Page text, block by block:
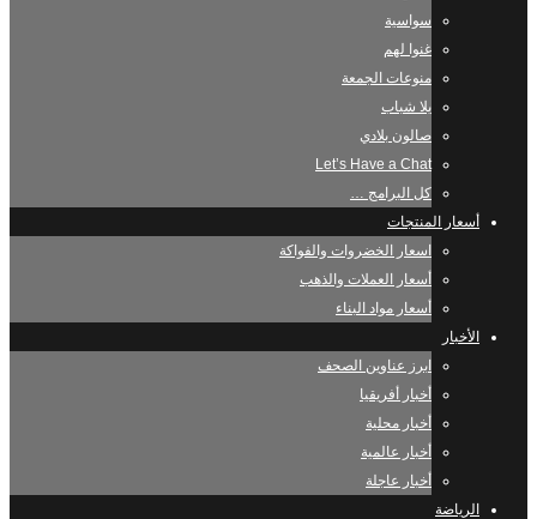
سواسية
غنوا لهم
منوعات الجمعة
يلا شباب
صالون بلادي
Let’s Have a Chat
كل البرامج …
أسعار المنتجات
اسعار الخضروات والفواكة
أسعار العملات والذهب
أسعار مواد البناء
الأخبار
ابرز عناوين الصحف
أخبار أفريقيا
أخبار محلية
أخبار عالمية
أخبار عاجلة
الرياضة